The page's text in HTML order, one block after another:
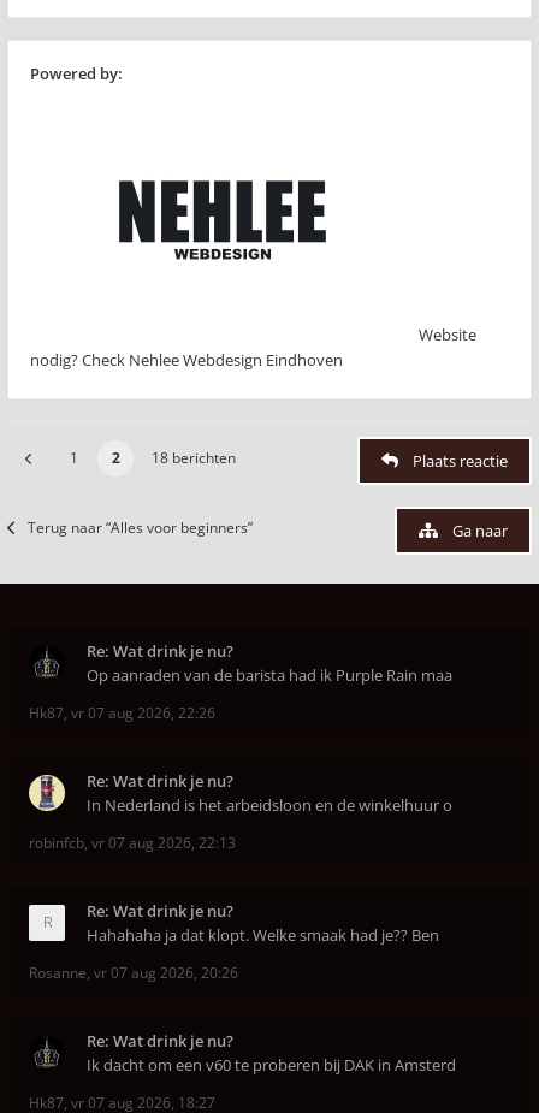
Powered by:
Website
nodig? Check Nehlee Webdesign Eindhoven
1 2 18 berichten Plaats reactie
Terug naar “Alles voor beginners” Ga naar
Re: Wat drink je nu?
Op aanraden van de barista had ik Purple Rain maa
Hk87, vr 07 aug 2026, 22:26
Re: Wat drink je nu?
In Nederland is het arbeidsloon en de winkelhuur o
robinfcb, vr 07 aug 2026, 22:13
Re: Wat drink je nu?
Hahahaha ja dat klopt. Welke smaak had je?? Ben
Rosanne, vr 07 aug 2026, 20:26
Re: Wat drink je nu?
Ik dacht om een v60 te proberen bij DAK in Amsterd
Hk87, vr 07 aug 2026, 18:27